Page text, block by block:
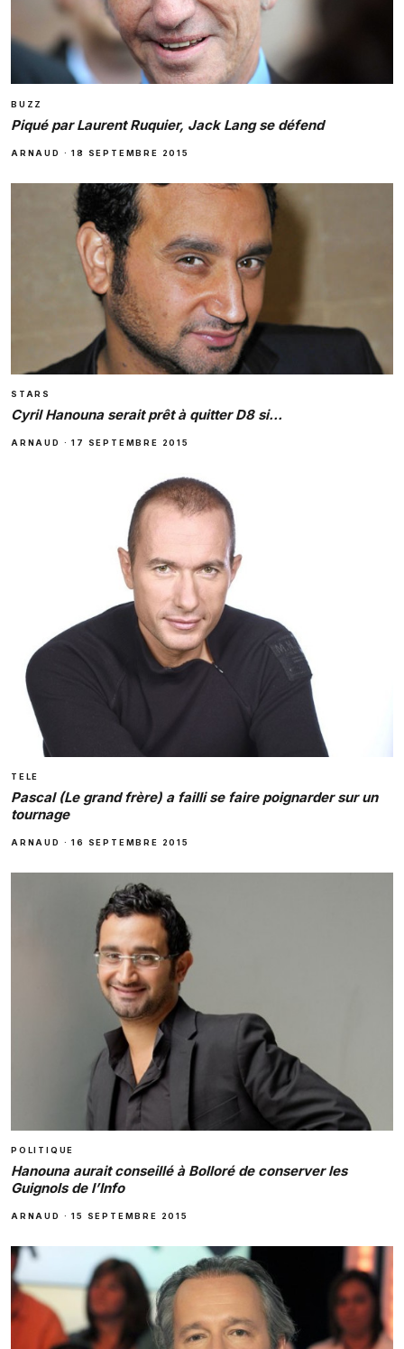
BUZZ
Piqué par Laurent Ruquier, Jack Lang se défend
ARNAUD ·18 SEPTEMBRE 2015
STARS
Cyril Hanouna serait prêt à quitter D8 si…
ARNAUD ·17 SEPTEMBRE 2015
TELE
Pascal (Le grand frère) a failli se faire poignarder sur un
tournage
ARNAUD ·16 SEPTEMBRE 2015
POLITIQUE
Hanouna aurait conseillé à Bolloré de conserver les
Guignols de l’Info
ARNAUD ·15 SEPTEMBRE 2015